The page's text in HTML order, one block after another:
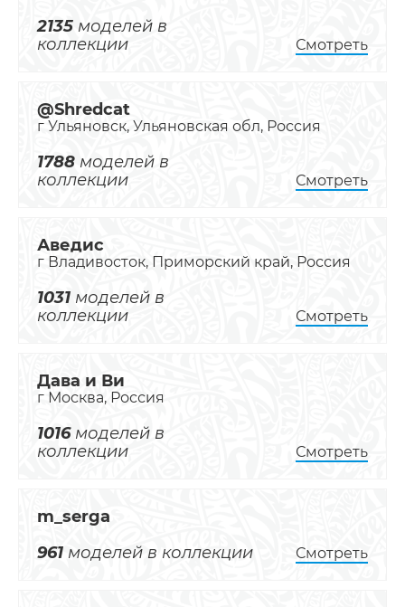
2135 моделей в
коллекции
Смотреть
@Shredcat
г Ульяновск, Ульяновская обл, Россия
1788 моделей в
коллекции
Смотреть
Аведис
г Владивосток, Приморский край, Россия
1031 моделей в
коллекции
Смотреть
Дава и Ви
г Москва, Россия
1016моделей в
коллекции
Смотреть
m_serga
961 моделей в коллекции Смотреть